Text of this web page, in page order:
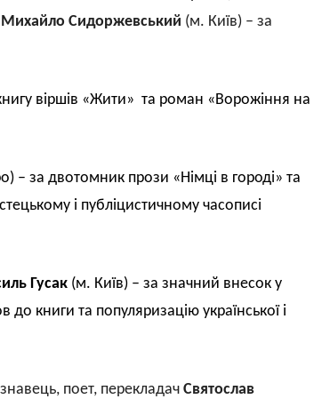
Михайло Сидоржевський (м. Київ) – за
віршів «Жити» та роман «Ворожіння на
– за двотомник прози «Німці в городі» та
і публіцистичному часописі
Гусак (м. Київ) – за значний внесок у
книги та популяризацію української і
поет, перекладач Святослав